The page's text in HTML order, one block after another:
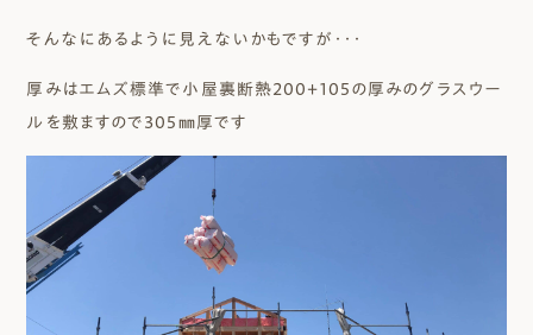
そんなにあるように見えないかもですが・・・
厚みはエムズ標準で小屋裏断熱200+105の厚みのグラスウー
ルを敷ますので305㎜厚です